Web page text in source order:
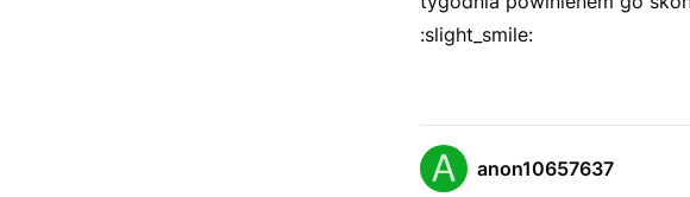
:slight_smile:
anon10657637